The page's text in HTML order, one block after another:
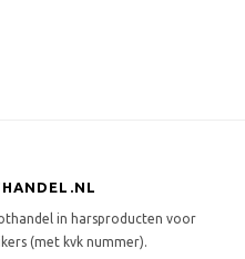
in harsproducten voor
(met kvk nummer).